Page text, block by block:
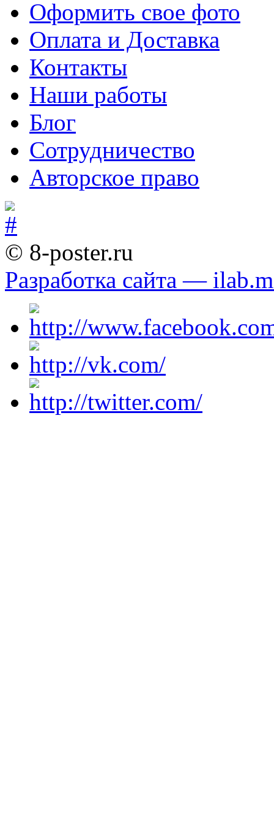
Оформить свое фото
Оплата и Доставка
Контакты
Наши работы
Блог
Сотрудничество
Авторское право
© 8-poster.ru
Разработка сайта —